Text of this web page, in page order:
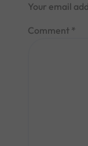
Your email
Comment *